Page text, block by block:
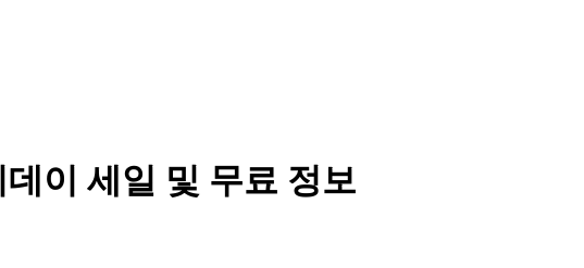
이 세일 및 무료 정보